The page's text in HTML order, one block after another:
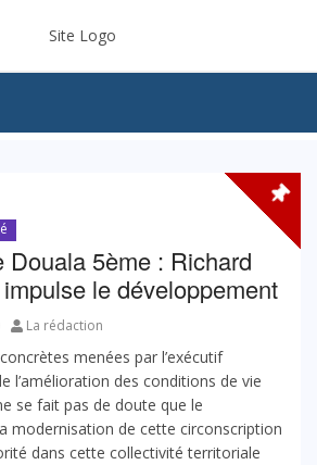
Douala 5ème : Richard
le développement
La rédaction
menées par l’exécutif
l’amélioration des conditions de vie
se fait pas de doute que le
modernisation de cette circonscription
dans cette collectivité territoriale